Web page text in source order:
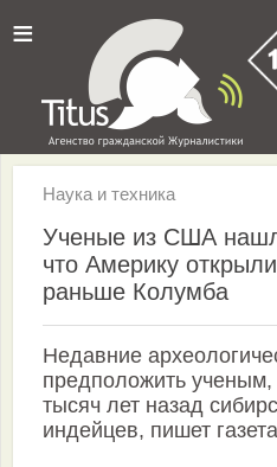
≡
Наука и техника
Ученые из США
что Америку
раньше Колумба
Недавние
предположить
тысяч лет назад
индейцев, пишет